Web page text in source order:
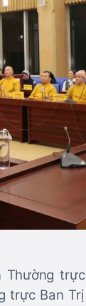
trực Ban